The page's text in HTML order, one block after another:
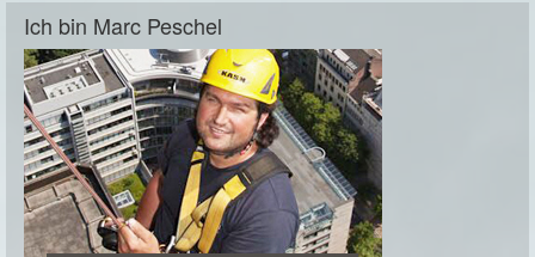
Ich bin Marc Peschel